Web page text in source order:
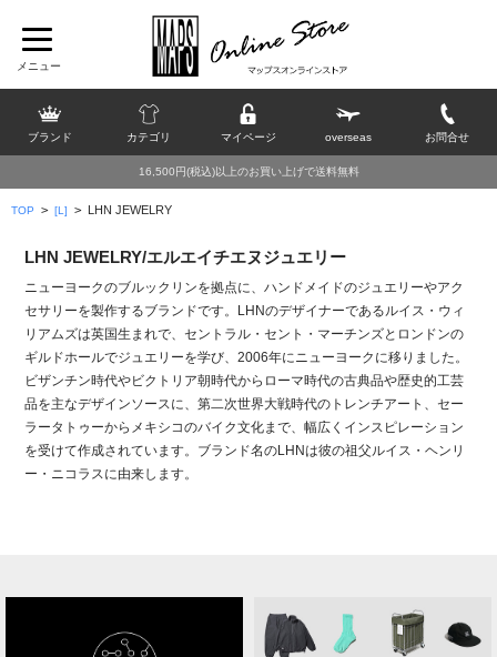
ブランド カテゴリ マイページ overseas お問合せ
16,500円(税込)以上のお買い上げで送料無料
TOP > [L] > LHN JEWELRY
LHN JEWELRY/エルエイチエヌジュエリー
ニューヨークのブルックリンを拠点に、ハンドメイドのジュエリーやアク
セサリーを製作するブランドです。LHNのデザイナーであるルイス・ウィ
リアムズは英国生まれで、セントラル・セント・マーチンズとロンドンの
ギルドホールでジュエリーを学び、2006年にニューヨークに移りました。
ビザンチン時代やビクトリア朝時代からローマ時代の古典品や歴史的工芸
品を主なデザインソースに、第二次世界大戦時代のトレンチアート、セー
ラータトゥーからメキシコのバイク文化まで、幅広くインスピレーション
を受けて作成されています。ブランド名のLHNは彼の祖父ルイス・ヘンリ
ー・ニコラスに由来します。